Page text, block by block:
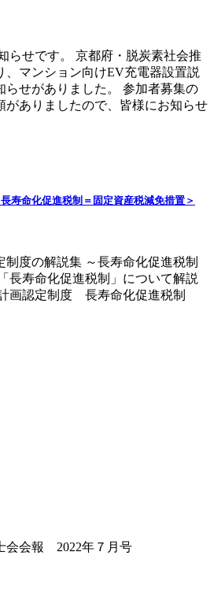
せです。 京都府・脱炭素社会推
、マンション向けEV充電器設置説
らせがありました。 参加者募集の
がありましたので、皆様にお知らせ
寿命化促進税制＝固定資産税減免措置＞
度の解説集 ～長寿命化促進税制
長寿命化促進税制」について解説
画認定制度 長寿命化促進税制
会会報 2022年７月号